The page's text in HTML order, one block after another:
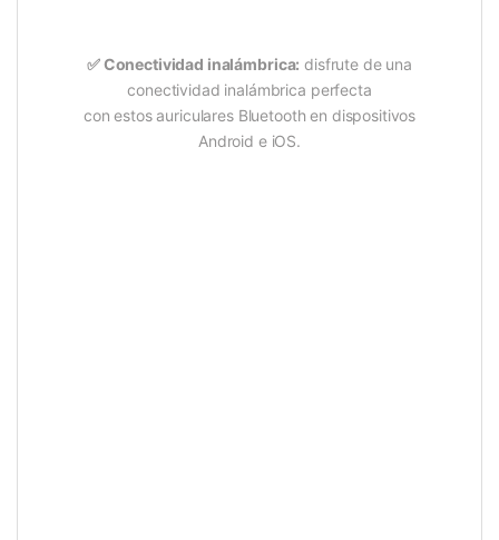
✅Conectividad inalámbrica: disfrute de una
conectividad inalámbrica perfecta
con estos auriculares Bluetooth en dispositivos
Android e iOS.